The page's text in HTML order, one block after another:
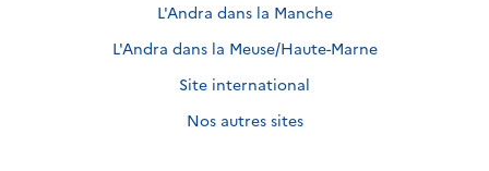
L'Andra dans la Manche
L'Andra dans la Meuse/Haute-Marne
Site international
Nos autres sites